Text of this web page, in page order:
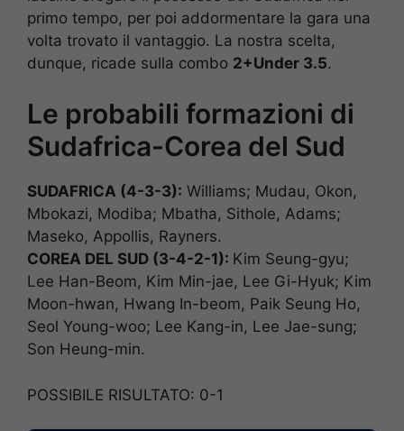
primo tempo, per poi addormentare la gara una
volta trovato il vantaggio. La nostra scelta,
dunque, ricade sulla combo 2+Under 3.5.
Le probabili formazioni di
Sudafrica-Corea del Sud
SUDAFRICA (4-3-3): Williams; Mudau, Okon,
Mbokazi, Modiba; Mbatha, Sithole, Adams;
Maseko, Appollis, Rayners.
COREA DEL SUD (3-4-2-1): Kim Seung-gyu;
Lee Han-Beom, Kim Min-jae, Lee Gi-Hyuk; Kim
Moon-hwan, Hwang In-beom, Paik Seung Ho,
Seol Young-woo; Lee Kang-in, Lee Jae-sung;
Son Heung-min.
POSSIBILE RISULTATO: 0-1